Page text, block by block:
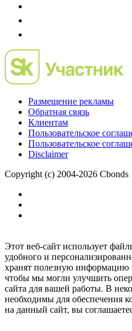
Размещение рекламы
Обратная связь
Клиентам
Пользовательское
Пользовательское
Disclaimer
Copyright (c) 2004-2026 Cbonds
Этот веб-сайт использует
удобного и
хранят полезную информацию
чтобы мы могли улучшить
сайта для вашей работы. В
необходимы для обеспечения
на данный сайт, вы